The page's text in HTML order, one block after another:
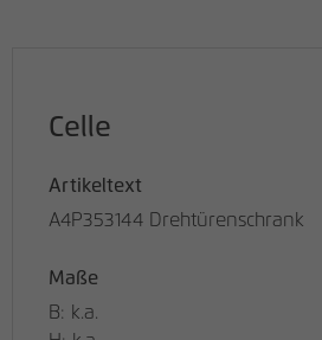
Celle
Artikeltext
A4P353144 Drehtürenschrank
Maße
B: k.a.